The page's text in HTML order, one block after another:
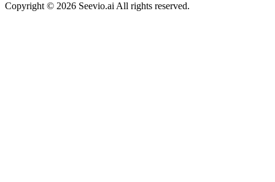
Copyright © 2026 Seevio.ai All rights reserved.